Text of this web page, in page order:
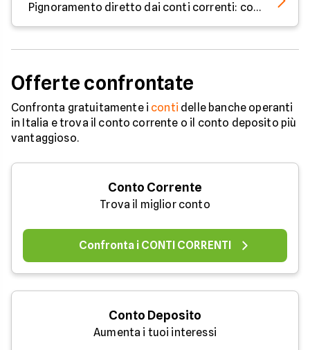
Pignoramento diretto dai conti correnti: cosa sapere
Offerte confrontate
Confronta gratuitamente i conti delle banche operanti
in Italia e trova il conto corrente o il conto deposito più
vantaggioso.
Conto Corrente
Trova il miglior conto
Confronta i CONTI CORRENTI
Conto Deposito
Aumenta i tuoi interessi